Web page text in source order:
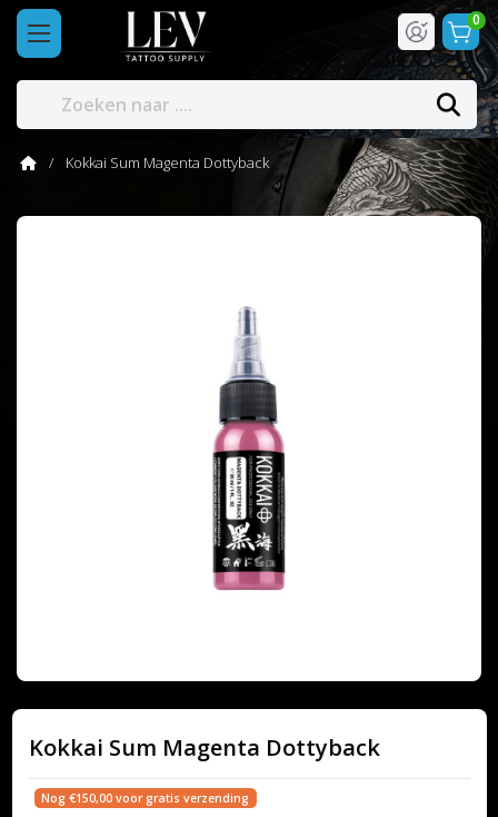
0
Kokkai Sum Magenta Dottyback
Kokkai Sum Magenta Dottyback
Nog €150,00 voor gratis verzending